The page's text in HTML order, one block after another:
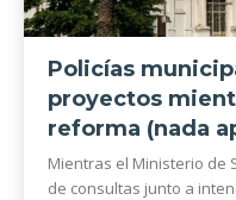
Policías
proyectos
reforma (nada
Mientras el Ministerio de
de consultas junto a